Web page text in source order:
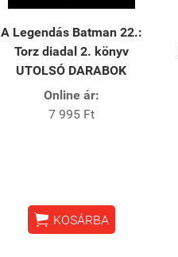
A Legendás Batman 22.:
Torz diadal 2. könyv
UTOLSÓ DARABOK
Online ár:
7 995 Ft
 KOSÁRBA